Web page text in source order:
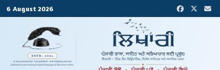
6 August 2026